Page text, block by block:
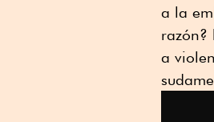
a la
razón?
a